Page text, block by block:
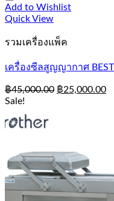
Add to Wishlist
Quick View
รวมเครื่องแพ็ค
เครื่องซีลสูญญากาศ
฿45,000.00 ฿25,000.00
Sale!